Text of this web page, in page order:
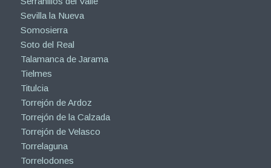
Sevilla la Nueva
Somosierra
Soto del Real
Talamanca de Jarama
Tielmes
Titulcia
Torrejón de Ardoz
Torrejón de la Calzada
Torrejón de Velasco
Torrelaguna
Torrelodones